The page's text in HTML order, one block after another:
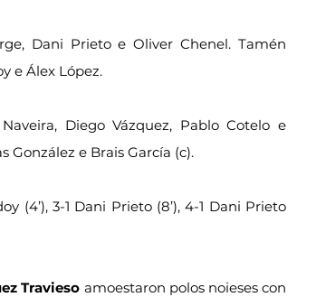
Dani Prieto e Oliver Chenel. Tamén
e Álex López.
Diego Vázquez, Pablo Cotelo e
González e Brais García (c).
(4’), 3-1 Dani Prieto (8’), 4-1 Dani Prieto
Travieso amoestaron polos noieses con